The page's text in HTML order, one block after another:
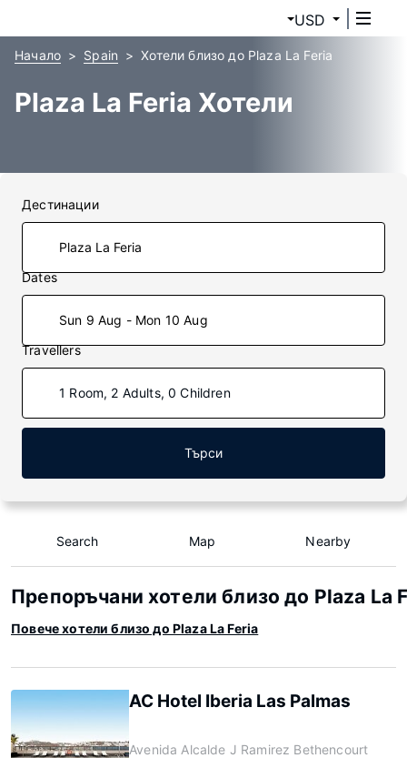
USD
Начало Spain Хотели близо до Plaza La Feria
Plaza La Feria Хотели
Дестинации
Dates
Sun 9 Aug - Mon 10 Aug
Travellers
1 Room, 2 Adults, 0 Children
Търси
Search Map Nearby
Препоръчани хотели близо до Plaza La
Повече хотели близо до Plaza La Feria
AC Hotel Iberia Las Palmas
Avenida Alcalde J Ramirez Bethencourt